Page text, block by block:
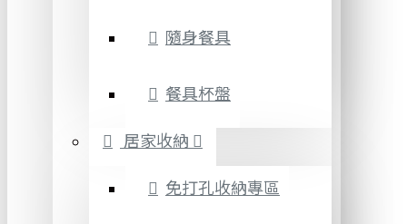
隨身餐具
餐具杯盤
居家收納
免打孔收納專區